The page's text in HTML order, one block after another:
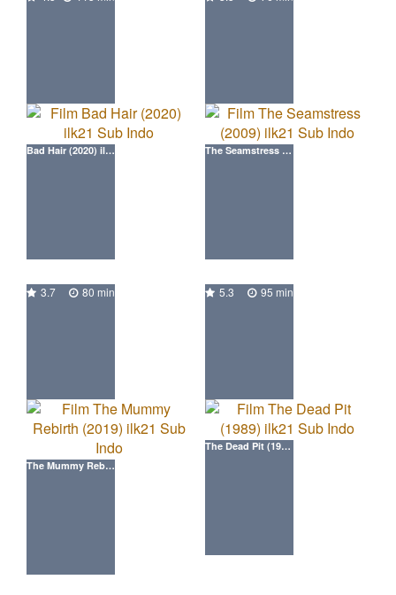
Bad Hair (2020) ilk21 Movie The Seamstress (2009) ilk21 Movie
3.7 80 min
The Mummy Rebirth (2019) ilk21 Movie
5.3 95 min
The Dead Pit (1989) ilk21 Movie